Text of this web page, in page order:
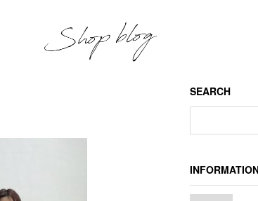
SEARCH